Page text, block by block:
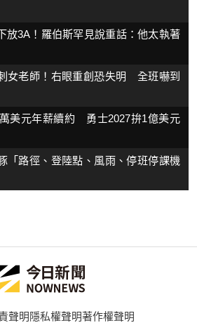
放3A！羅伯斯罕見說重話：他太執著
女老師！右眼重創恐失明 全班嚇到
美元年薪續約 勇士2027拚1億美元
「路徑、登陸點、風雨、停班停課機
聲明隱私權聲明著作權聲明